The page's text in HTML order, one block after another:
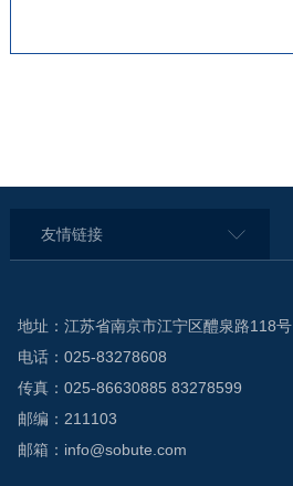
友情链接
地址：江苏省南京市江宁区醴泉路118号
电话：025-83278608
传真：025-86630885 83278599
邮编：211103
邮箱：info@sobute.com